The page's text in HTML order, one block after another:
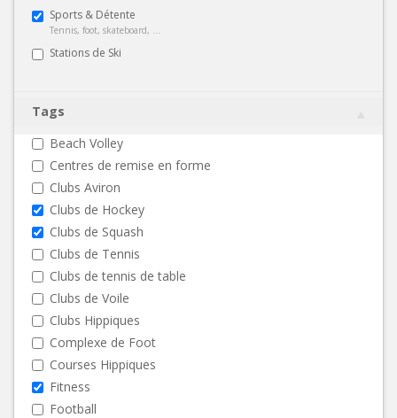
Sports & Détente
Tennis, foot, skateboard, ...
Stations de Ski
Tags
Beach Volley
Centres de remise en forme
Clubs Aviron
Clubs de Hockey
Clubs de Squash
Clubs de Tennis
Clubs de tennis de table
Clubs de Voile
Clubs Hippiques
Complexe de Foot
Courses Hippiques
Fitness
Football